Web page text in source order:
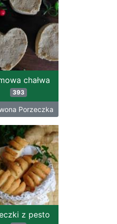
chałwa
393
Porzeczka
z pesto